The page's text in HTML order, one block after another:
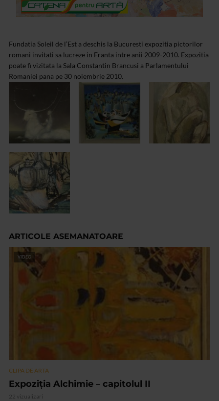
Fundatia Soleil de l’Est a deschis la Bucuresti expozitia pictorilor
romani invitati sa lucreze in Franta intre anii 2009-2010. Expozitia
poate fi vizitata la Sala Constantin Brancusi a Parlamentului
Romaniei pana pe 30 noiembrie 2010.
ARTICOLE ASEMANATOARE
VIDEO
CLIPA DE ARTA
Expoziția Alchimie – capitolul II
22 vizualizari